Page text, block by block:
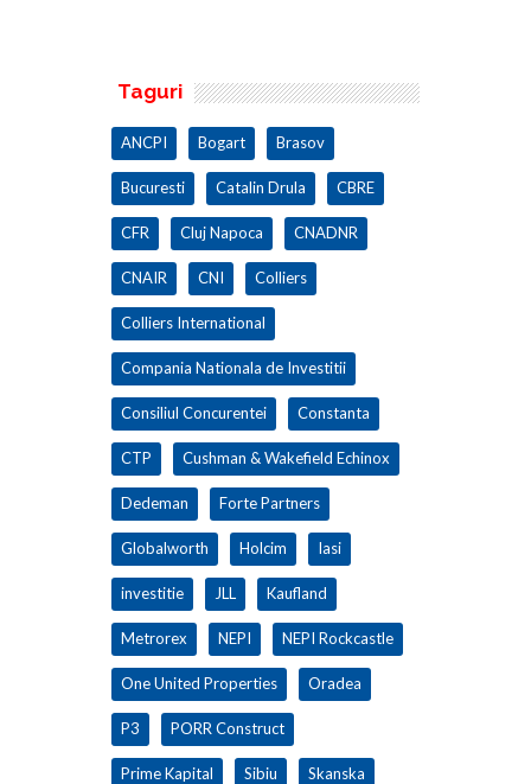
Taguri
ANCPI Bogart Brasov
Bucuresti Catalin Drula CBRE
CFR Cluj Napoca CNADNR
CNAIR CNI Colliers
Colliers International
Compania Nationala de Investitii
Consiliul Concurentei Constanta
CTP Cushman & Wakefield Echinox
Dedeman Forte Partners
Globalworth Holcim Iasi
investitie JLL Kaufland
Metrorex NEPI NEPI Rockcastle
One United Properties Oradea
P3 PORR Construct
Prime Kapital Sibiu Skanska